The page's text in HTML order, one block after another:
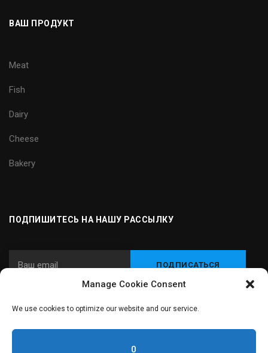
Manage Cookie Consent
We use cookies to optimize our website and our service.
0
ВАШ ПРОДУКТ
Meat
Fish
Dairy
Cheese
Bakery
ПОДПИШИТЕСЬ НА НАШУ РАССЫЛКУ
пищевой промышленности